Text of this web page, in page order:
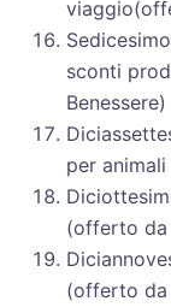
sconti
per
(offerto da
(offerto da